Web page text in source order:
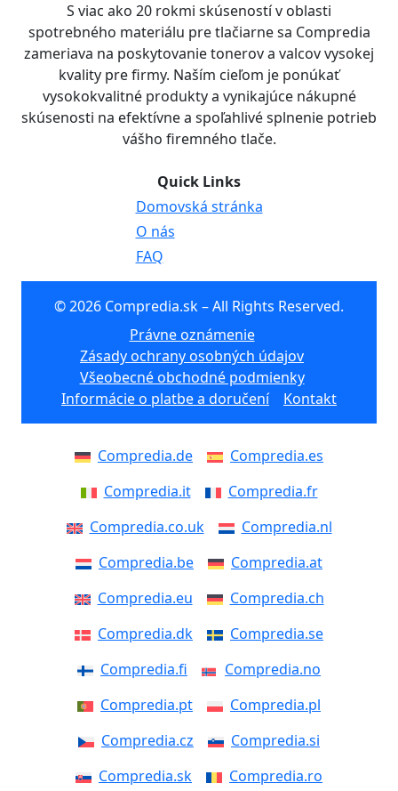
S viac ako 20 rokmi skúseností v oblasti
spotrebného materiálu pre tlačiarne sa Compredia
zameriava na poskytovanie tonerov a valcov vysokej
kvality pre firmy. Naším cieľom je ponúkať
vysokokvalitné produkty a vynikajúce nákupné
skúsenosti na efektívne a spoľahlivé splnenie potrieb
vášho firemného tlače.
Quick Links
Domovská stránka
O nás
FAQ
© 2026 Compredia.sk – All Rights Reserved.
Právne oznámenie
Zásady ochrany osobných údajov
Všeobecné obchodné podmienky
Informácie o platbe a doručení
Kontakt
Compredia.de
Compredia.es
Compredia.it
Compredia.fr
Compredia.co.uk
Compredia.nl
Compredia.be
Compredia.at
Compredia.eu
Compredia.ch
Compredia.dk
Compredia.se
Compredia.fi
Compredia.no
Compredia.pt
Compredia.pl
Compredia.cz
Compredia.si
Compredia.sk
Compredia.ro